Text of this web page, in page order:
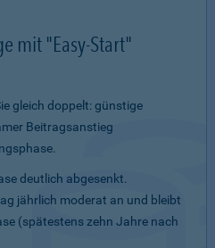
mit "Easy-Start"
gleich doppelt: günstige
Beitragsanstieg
deutlich abgesenkt.
jährlich moderat an und bleibt
(spätestens zehn Jahre nach